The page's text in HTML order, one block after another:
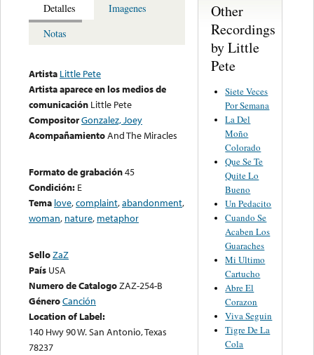
Detalles
Imagenes
Notas
Artista Little Pete
Artista aparece en los medios de
comunicación Little Pete
CompositorGonzalez, Joey
AcompañamientoAnd The Miracles
Formato de grabación45
Condición: E
Tema love,complaint,abandonment,
woman, nature, metaphor
SelloZaZ
País USA
Numero de CatalogoZAZ-254-B
GéneroCanción
Location of Label:
140 Hwy 90 W. San Antonio, Texas
78237
Other
Recordings
by Little
Pete
Siete Veces
Por Semana
La Del
Moño
Colorado
Que Se Te
Quite Lo
Bueno
Un Pedacito
Cuando Se
Acaben Los
Guaraches
Mi Ultimo
Cartucho
Abre El
Corazon
Viva Seguin
Tigre De La
Cola